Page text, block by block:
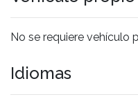
No se requiere vehículo
Idiomas